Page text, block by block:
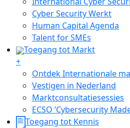
Cyber Security Werkt
Human Capital Agenda
Talent for SMEs
Toegang tot Markt
+
Ontdek Internationale
Vestigen in Nederland
Marktconsultatiesessies
ECSO ‘Cybersecurity
Toegang tot Kennis